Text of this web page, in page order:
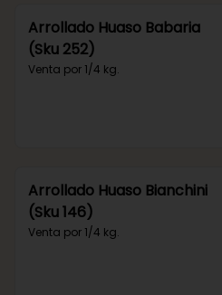
Arrollado Huaso Babaria
(Sku 252)
Venta por 1/4 kg.
Arrollado Huaso Bianchini
(Sku 146)
Venta por 1/4 kg.